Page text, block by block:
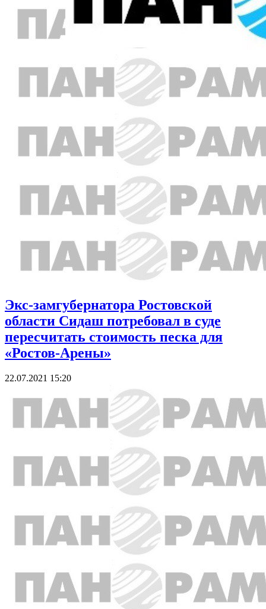
Экс-замгубернатора Ростовской
области Сидаш потребовал в суде
пересчитать стоимость песка для
«Ростов-Арены»
22.07.2021 15:20